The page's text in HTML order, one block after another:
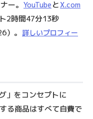
ー。 YouTube とX.com
2時間47分13秒
。 詳しいプロフィー
」をコンセプトに
る商品はすべて自費で